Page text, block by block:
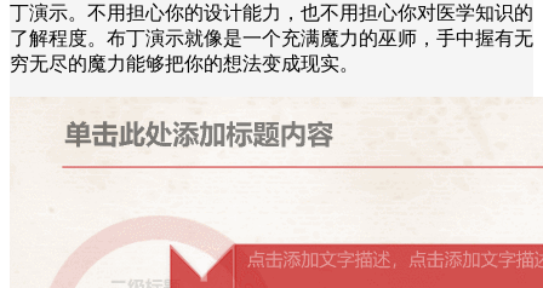
丁演示。不用担心你的设计能力，也不用担心你对医学知识的
了解程度。布丁演示就像是一个充满魔力的巫师，手中握有无
穷无尽的魔力能够把你的想法变成现实。